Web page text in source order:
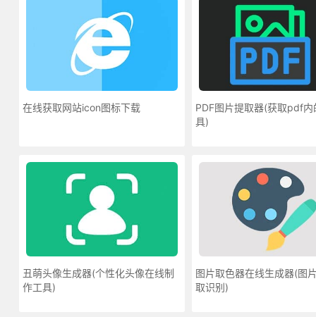
在线获取网站icon图标下载
PDF图片提取器(获取pdf内
具)
丑萌头像生成器(个性化头像在线制
作工具)
图片取色器在线生成器(图
取识别)